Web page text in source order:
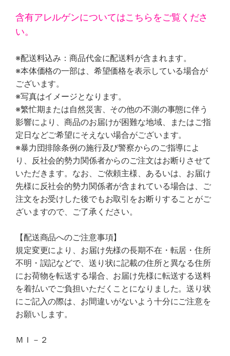
含有アレルゲンについてはこちらをご覧くださ
い。
※配送料込み：商品代金に配送料が含まれます。
※本体価格の一部は、希望価格を表示している場合が
ございます。
※写真はイメージとなります。
※繁忙期または自然災害、その他の不測の事態に伴う
影響により、商品のお届けが困難な地域、またはご指
定日などご希望にそえない場合がございます。
※暴力団排除条例の施行及び警察からのご指導によ
り、反社会的勢力関係者からのご注文はお断りさせて
いただきます。なお、ご依頼主様、あるいは、お届け
先様に反社会的勢力関係者が含まれている場合は、ご
注文をお受けした後でもお取引をお断りすることがご
ざいますので、ご了承ください。
【配送商品へのご注意事項】
規定変更により、お届け先様の長期不在・転居・住所
不明・誤記などで、送り状に記載の住所と異なる住所
にお荷物を転送する場合、お届け先様に転送する送料
を着払いでご負担いただくことになりました。送り状
にご記入の際は、お間違いがないよう十分にご注意を
お願いします。
ＭＩ－２